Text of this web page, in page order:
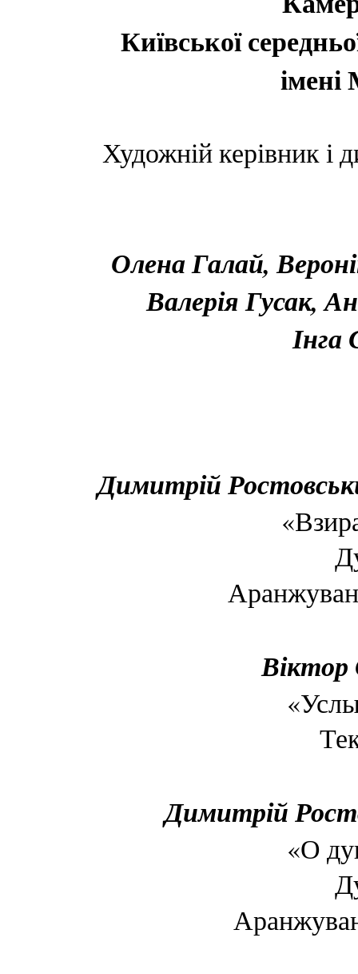
Київської
Художній керівник і
Олена Галай,
Валерія Гусак,
Інга
Димитрій
Віктор
Димитрій
«О